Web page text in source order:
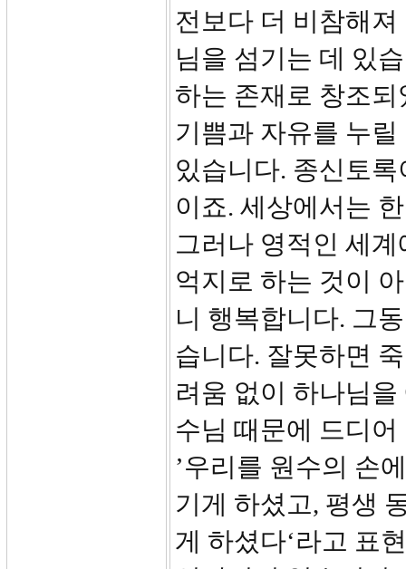
전보다 더 비참해
님을 섬기는 데 있
하는 존재로 창조
기쁨과 자유를 누
있습니다. 종신토
이죠. 세상에서는
그러나 영적인 세
억지로 하는 것이
니 행복합니다. 그
습니다. 잘못하면
려움 없이 하나님
수님 때문에 드디
’우리를 원수의 손
기게 하셨고, 평생
게 하셨다‘라고 표